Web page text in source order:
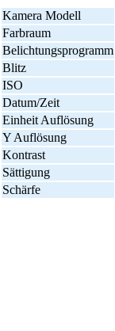
Kamera Modell
Farbraum
Belichtungsprogramm
Blitz
ISO
Datum/Zeit
Einheit Auflösung
Y Auflösung
Kontrast
Sättigung
Schärfe